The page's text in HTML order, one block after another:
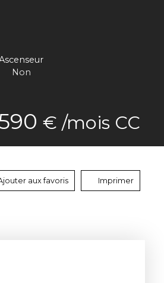
Non
€ /mois CC
aux favoris Imprimer